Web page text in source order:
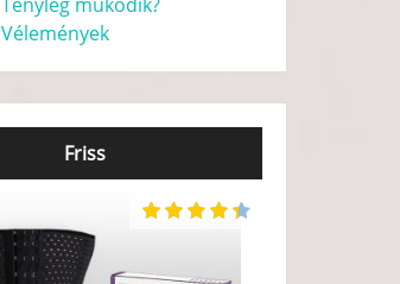
Vélemények
Friss